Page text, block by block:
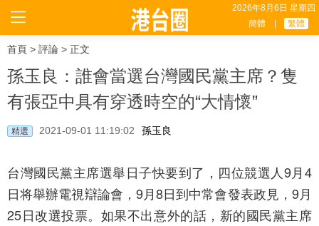
2026年8月6日 星期四
簡體
繁體
首頁 > 評論 > 正文
孫玉良：誰會當選台灣國民黨主席？隻
有張亞中具有穿透時空的“大情懷”
精選 2021-09-01 11:19:02 孫玉良
台灣國民黨主席選舉日子快要到了，四位競選人9月4
日将舉辦電視辯論會，9月8日到中常會發表政見，9月
25日改選投票。如果不出意外的話，新的國民黨主席